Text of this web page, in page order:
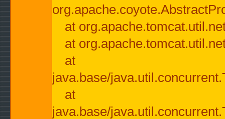
at
at
at
java.base/
at
java.base/